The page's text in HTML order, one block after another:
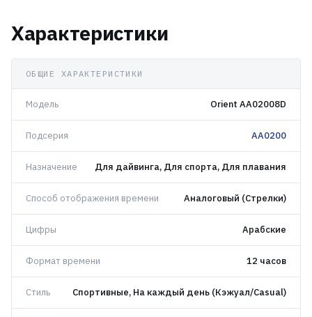
Характеристики
ОБЩИЕ ХАРАКТЕРИСТИКИ
Модель Orient AA02008D
Подсерия AA0200
Назначение Для дайвинга, Для спорта, Для плавания
Способ отображения времени Аналоговый (Стрелки)
Цифры Арабские
Формат времени 12 часов
Стиль Спортивные, На каждый день (Кэжуал/Casual)